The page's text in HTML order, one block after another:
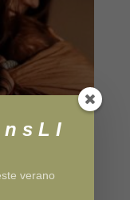
n s L I
verano